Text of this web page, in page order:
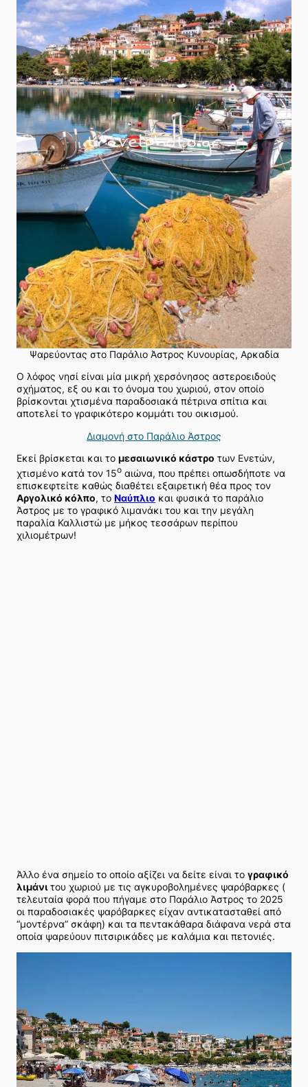
Ψαρεύοντας στο Παράλιο Άστρος Κυνουρίας, Αρκαδία
Ο λόφος νησί είναι μία μικρή χερσόνησος αστεροειδούς
σχήματος, εξ ου και το όνομα του χωριού, στον οποίο
βρίσκονται χτισμένα παραδοσιακά πέτρινα σπίτια και
αποτελεί το γραφικότερο κομμάτι του οικισμού.
Διαμονή στο Παράλιο Άστρος
Εκεί βρίσκεται και το μεσαιωνικό κάστρο των Ενετών,
χτισμένο κατά τον 15ο αιώνα, που πρέπει οπωσδήποτε να
επισκεφτείτε καθώς διαθέτει εξαιρετική θέα προς τον
Αργολικό κόλπο, το Ναύπλιο και φυσικά το παράλιο
Άστρος με το γραφικό λιμανάκι του και την μεγάλη
παραλία Καλλιστώ με μήκος τεσσάρων περίπου
χιλιομέτρων!
Άλλο ένα σημείο το οποίο αξίζει να δείτε είναι το γραφικό
λιμάνιτου χωριού με τις αγκυροβολημένες ψαρόβαρκες (
τελευταία φορά που πήγαμε στο Παράλιο Άστρος το 2025
οι παραδοσιακές ψαρόβαρκες είχαν αντικατασταθεί από
“μοντέρνα” σκάφη) και τα πεντακάθαρα διάφανα νερά στα
οποία ψαρεύουν πιτσιρικάδες με καλάμια και πετονιές.